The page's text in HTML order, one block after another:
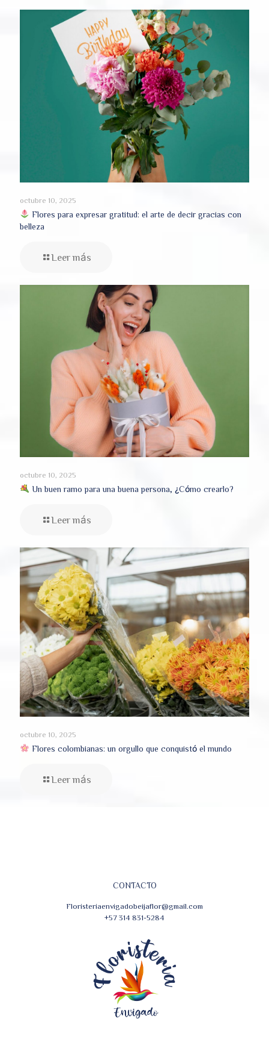
octubre 10, 2025
Flores para expresar gratitud: el arte de decir gracias con
belleza
Leer más
octubre 10, 2025
Un buen ramo para una buena persona, ¿Cómo crearlo?
Leer más
octubre 10, 2025
Flores colombianas: un orgullo que conquistó el mundo
Leer más
CONTACTO
Floristeriaenvigadobeijaflor@gmail.com
+57 314 831-5284